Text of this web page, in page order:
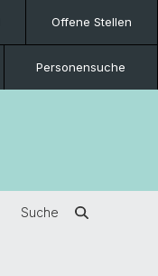
Offene Stellen
Personensuche
Suche